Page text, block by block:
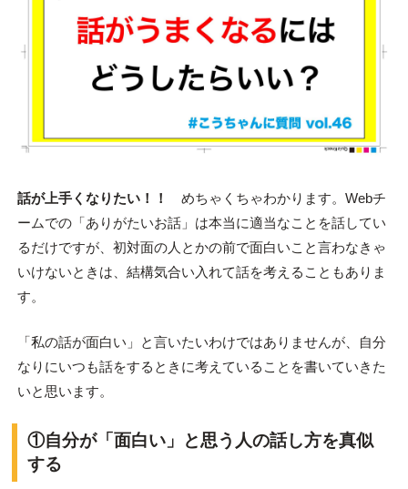
話が上手くなりたい！！ めちゃくちゃわかります。Webチ
ームでの「ありがたいお話」は本当に適当なことを話してい
るだけですが、初対面の人とかの前で面白いこと言わなきゃ
いけないときは、結構気合い入れて話を考えることもありま
す。
「私の話が面白い」と言いたいわけではありませんが、自分
なりにいつも話をするときに考えていることを書いていきた
いと思います。
①自分が「面白い」と思う人の話し方を真似
する